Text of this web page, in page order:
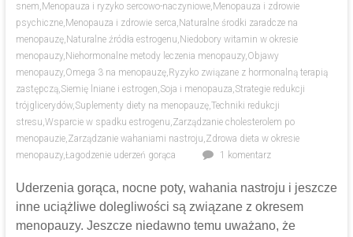
snem, Menopauza i ryzyko sercowo-naczyniowe, Menopauza i zdrowie
psychiczne, Menopauza i zdrowie serca, Naturalne środki zaradcze na
menopauzę, Naturalne źródła estrogenu, Niedobory witamin w okresie
menopauzy, Niehormonalne metody leczenia menopauzy,Objawy
menopauzy,Omega 3 na menopauzę, Ryzyko związane z hormonalną terapią
zastępczą,Siemię lniane i estrogen,Soja i menopauza,Strategie redukcji
trójglicerydów,Suplementy diety na menopauzę,Techniki redukcji
stresu,Wsparcie w spadku estrogenu,Zarządzanie cholesterolem po
menopauzie,Zarządzanie wahaniami nastroju,Zdrowa dieta w okresie
menopauzy,Łagodzenie uderzeń gorąca 1 komentarz
Uderzenia gorąca, nocne poty, wahania nastroju i jeszcze
inne uciążliwe dolegliwości są związane z okresem
menopauzy. Jeszcze niedawno temu uważano, że